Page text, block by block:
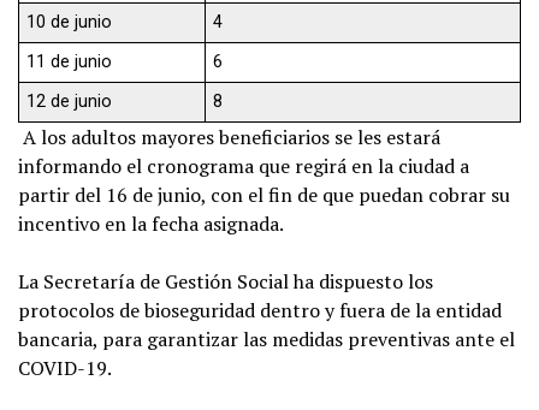
10 de junio
4
11 de junio
6
12 de junio
8
A los adultos mayores beneficiarios se les estará
informando el cronograma que regirá en la ciudad a
partir del 16 de junio, con el fin de que puedan cobrar su
incentivo en la fecha asignada.
La Secretaría de Gestión Social ha dispuesto los
protocolos de bioseguridad dentro y fuera de la entidad
bancaria, para garantizar las medidas preventivas ante el
COVID-19.